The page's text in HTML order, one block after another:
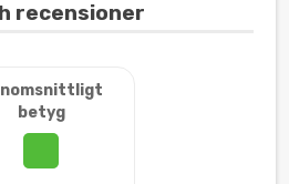
recensioner
betyg